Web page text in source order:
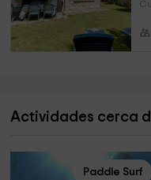
Actividades cerca
Paddle Surf